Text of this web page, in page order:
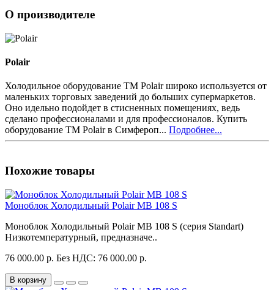
О производителе
Polair
Холодильное оборудование ТМ Polair широко используется от
маленьких торговых заведений до больших супермаркетов.
Оно идельно подойдет в стисненных помещениях, ведь
сделано профессионалами и для профессионалов. Купить
оборудование ТМ Polair в Симфероп... Подробнее...
Похожие товары
Моноблок Холодильный Polair MB 108 S
Моноблок Холодильный Polair MB 108 S (серия Standart)
Низкотемпературный, предназначе..
76 000.00 р. Без НДС: 76 000.00 р.
В корзину